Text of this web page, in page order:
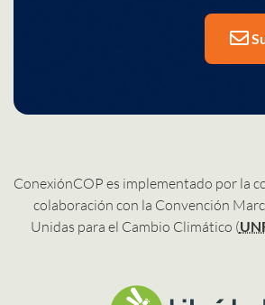
ConexiónCOP es implementado por la
colaboración con la Convención
Unidas para el Cambio Climático (